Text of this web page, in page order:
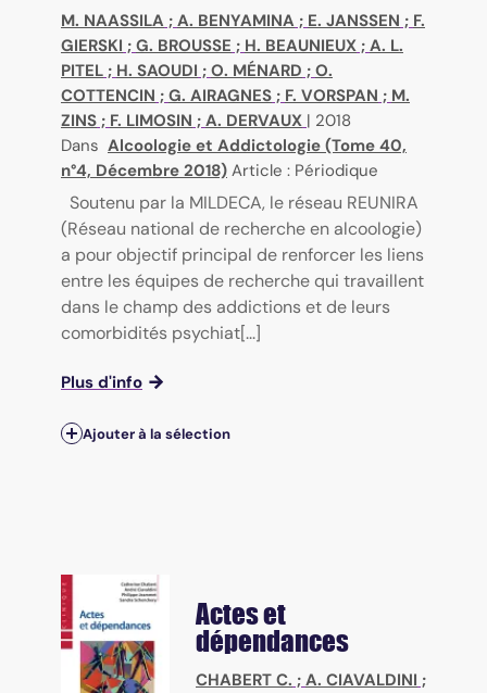
M. NAASSILA ; A. BENYAMINA ; E. JANSSEN ; F.
GIERSKI ; G. BROUSSE ; H. BEAUNIEUX ; A. L.
PITEL ; H. SAOUDI ; O. MÉNARD ; O.
COTTENCIN ; G. AIRAGNES ; F. VORSPAN ; M.
ZINS ; F. LIMOSIN ; A. DERVAUX | 2018
Dans Alcoologie et Addictologie (Tome 40,
n°4, Décembre 2018) Article : Périodique
Soutenu par la MILDECA, le réseau REUNIRA
(Réseau national de recherche en alcoologie)
a pour objectif principal de renforcer les liens
entre les équipes de recherche qui travaillent
dans le champ des addictions et de leurs
comorbidités psychiat[...]
Plus d'info
Ajouter à la sélection
Actes et
dépendances
CHABERT C. ; A. CIAVALDINI ;